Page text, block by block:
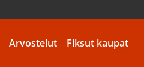
Arvostelut Fiksut kaupat